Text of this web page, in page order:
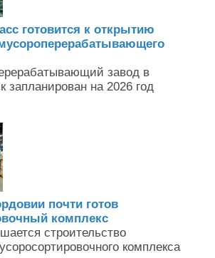
готовится к открытию
завод в
запланирован на 2026 год
почти готов
комплекс
строительство
комплекса